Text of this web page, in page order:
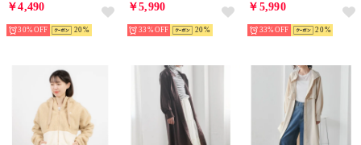
￥4,490
30% 20
￥5,990
33% 20
￥5,990
33% 20